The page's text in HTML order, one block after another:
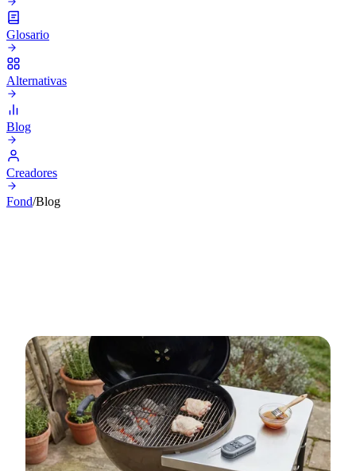
Glosario
Alternativas
Blog
Creadores
Fond/Blog